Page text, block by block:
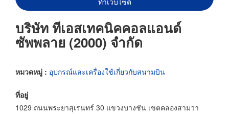
บริษัท ทีเอสเทคนิคคอลแอนด์
ซัพพลาย (2000) จำกัด
หมวดหมู่ : อุปกรณ์และเครื่องใช้เกี่ยวกับสนามบิน
ที่อยู่
1029 ถนนพระยาสุเรนทร์ 30 แขวงบางชัน เขตคลองสามวา